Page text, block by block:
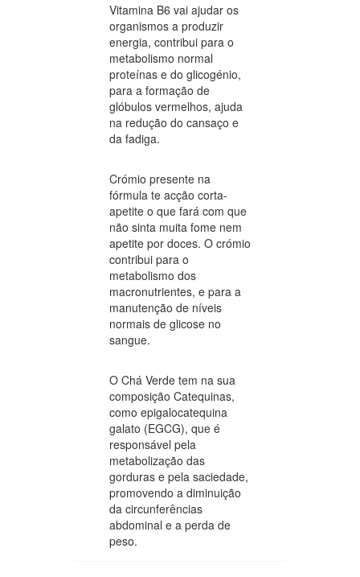
Vitamina B6 vai ajudar os
organismos a produzir
energia, contribui para o
metabolismo normal
proteínas e do glicogénio,
para a formação de
glóbulos vermelhos, ajuda
na redução do cansaço e
da fadiga.
Crómio presente na
fórmula te acção corta-
apetite o que fará com que
não sinta muita fome nem
apetite por doces. O crómio
contribui para o
metabolismo dos
macronutrientes, e para a
manutenção de níveis
normais de glicose no
sangue.
O Chá Verde tem na sua
composição Catequinas,
como epigalocatequina
galato (EGCG), que é
responsável pela
metabolização das
gorduras e pela saciedade,
promovendo a diminuição
da circunferências
abdominal e a perda de
peso.